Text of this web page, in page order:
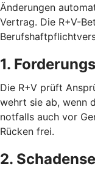
Änderungen
Vertrag. Die R+V-
1.
Die R+V prüft
wehrt sie ab, wenn
notfalls auch vor
Rücken frei.
2.